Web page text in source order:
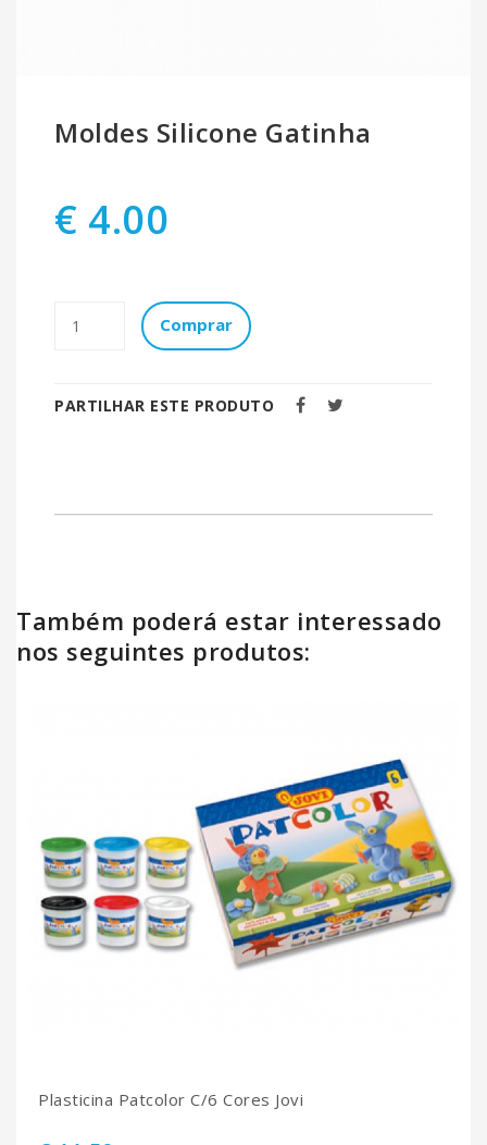
Moldes Silicone Gatinha
€ 4.00
Comprar
PARTILHAR ESTE PRODUTO
Também poderá estar interessado
nos seguintes produtos:
Plasticina Patcolor C/6 Cores Jovi